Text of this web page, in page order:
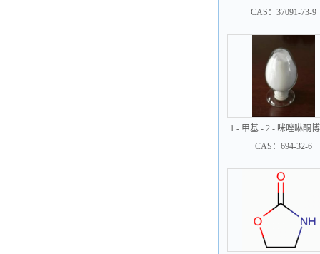
CAS：37091-73-9
1 - 甲基 - 2 - 咪唑啉酮
工
CAS：694-32-6